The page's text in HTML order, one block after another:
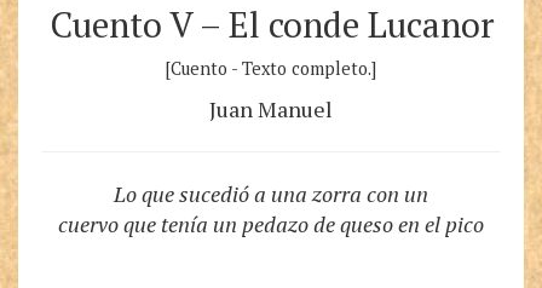
Cuento V – El conde Lucanor
[Cuento - Texto completo.]
Juan Manuel
Lo que sucedió a una zorra con un
cuervo que tenía un pedazo de queso en el pico